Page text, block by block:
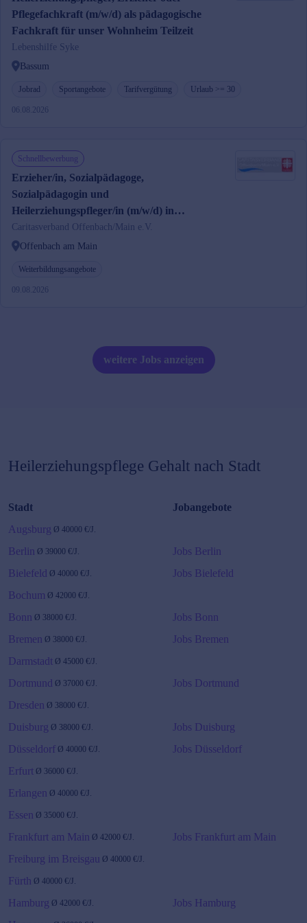
Pflegefachkraft (m/w/d) als pädagogische
Fachkraft für unser Wohnheim Teilzeit
Lebenshilfe Syke
Bassum
Jobrad Sportangebote Tarifvergütung Urlaub >= 30
06.08.2026
Schnellbewerbung
Erzieher/in, Sozialpädagoge,
Sozialpädagogin und
Heilerziehungspfleger/in (m/w/d) in
Offenbach
Caritasverband Offenbach/Main e.V.
Offenbach am Main
Weiterbildungsangebote
09.08.2026
weitere Jobs anzeigen
Heilerziehungspflege Gehalt nach Stadt
Stadt
Jobangebote
Augsburg Ø 40000 €/J.
Berlin Ø 39000 €/J.
Jobs Berlin
Bielefeld Ø 40000 €/J.
Jobs Bielefeld
Bochum Ø 42000 €/J.
Bonn Ø 38000 €/J.
Jobs Bonn
Bremen Ø 38000 €/J.
Jobs Bremen
Darmstadt Ø 45000 €/J.
Dortmund Ø 37000 €/J.
Jobs Dortmund
Dresden Ø 38000 €/J.
Duisburg Ø 38000 €/J.
Jobs Duisburg
Düsseldorf Ø 40000 €/J.
Jobs Düsseldorf
Erfurt Ø 36000 €/J.
Erlangen Ø 40000 €/J.
Essen Ø 35000 €/J.
Frankfurt am Main Ø 42000 €/J.
Jobs Frankfurt am Main
Freiburg im Breisgau Ø 40000 €/J.
Fürth Ø 40000 €/J.
Hamburg Ø 42000 €/J.
Jobs Hamburg